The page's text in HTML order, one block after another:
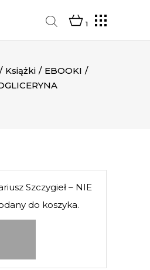
1
/ Książki / EBOOKI /
Szczygieł – NIE
do koszyka.